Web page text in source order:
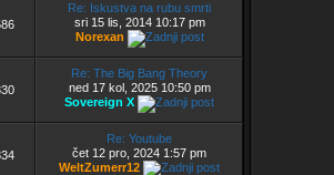
Re: Iskustva na rubu smrti
sri 15 lis, 2014 10:17 pm
Norexan
Re: The Big Bang Theory
ned 17 kol, 2025 10:50 pm
Sovereign X
Re: Youtube
čet 12 pro, 2024 1:57 pm
WeltZumerr12